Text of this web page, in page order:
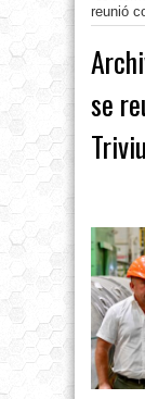
reunió
se